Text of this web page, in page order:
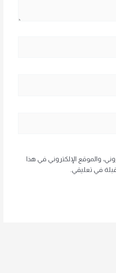
والموقع الإلكتروني في هذا
في تعليقي.